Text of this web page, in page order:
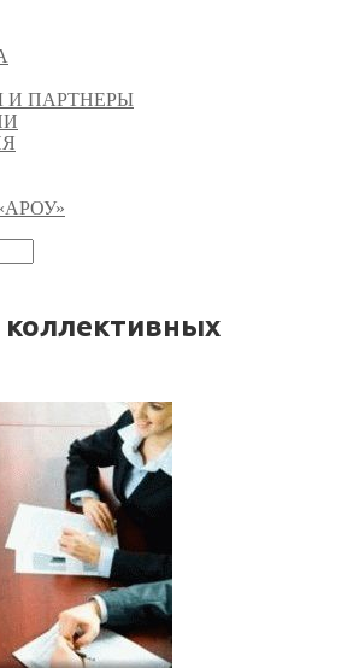
И ПАРТНЕРЫ
коллективных